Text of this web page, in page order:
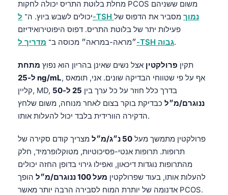
מחלת בלוטת התריס יכולה לחקות PCOS משום ששניהם
יכולים לשבש ביוץ. ה־
ל-TSH נמוך מסביר את הדפוס של
פעילות יתר של בלוטת התריס. דפוס היפוטירואידיזם
״מראה-במראה״ מכוסה ב־
מדריך ל-TSH גבוה.
תקין פרולקטין אצל נשים שאינן בהריון הוא נפוץ מתחת
ל-25 ng/mL, אף על פי שטווחי הבדיקה שונים. אני, תומאס
קליין, MD, בדרך כלל חוזר על כל ערך בין
25 ל-50
ננוגרם/מ״ל כבדיקת בוקר בצום לאחר מנוחה, משום שלחץ
הדקירה הוורידית בלבד יכול להעלות אותו.
פרולקטין מתמשך מעל 50 נ״ג/מ״ל
מצריך קודם סקירה של
תרופות. תרופות אנטי-פסיכוטיות, מטוקלופרמיד, חלק
מהתרופות נוגדות דיכאון, ואפילו גירוי בדופן החזה יכולים
להעלות אותו, בעוד שפרולקטין מעל 100 ננוגרם/מ״ל
הופך
אדנומה של יותרת המוח לסבירה הרבה יותר מאשר PCOS.